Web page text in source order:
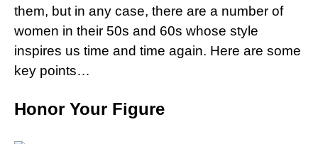
them, but in any case, there are a number of
women in their 50s and 60s whose style
inspires us time and time again. Here are some
key points…
Honor Your Figure